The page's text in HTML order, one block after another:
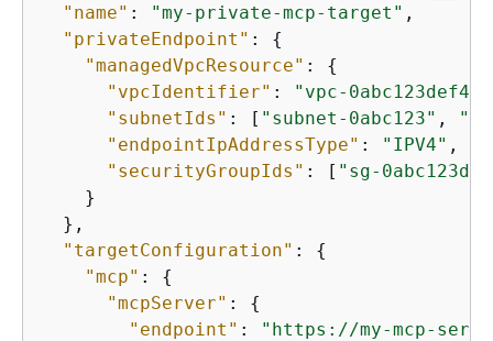
"name" : "my-private-mcp-target" ,
"privateEndpoint" : {
"managedVpcResource" : {
"vpcIdentifier" :
"vpc-
"subnetIds" : [ "subnet-0abc123" ,
"endpointIpAddressType" : "IPV4" ,
"securityGroupIds" : [ "sg-
    }
  },
"targetConfiguration" : {
"mcp" : {
"mcpServer" : {
"endpoint" :
"https://my-mcp-